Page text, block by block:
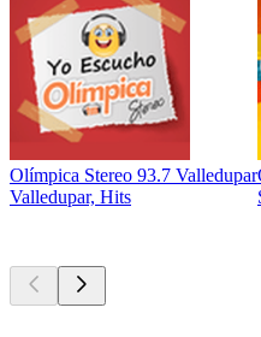
Olímpica Stereo 93.7 Valledupar
Valledupar, Hits